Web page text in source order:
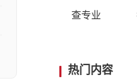
查专业
热门内容